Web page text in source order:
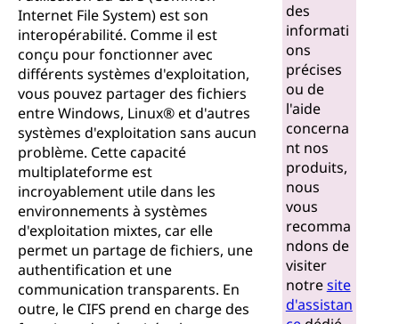
Internet File System) est son
interopérabilité. Comme il est
conçu pour fonctionner avec
différents systèmes d'exploitation,
vous pouvez partager des fichiers
entre Windows, Linux® et d'autres
systèmes d'exploitation sans aucun
problème. Cette capacité
multiplateforme est
incroyablement utile dans les
environnements à systèmes
d'exploitation mixtes, car elle
permet un partage de fichiers, une
authentification et une
communication transparents. En
outre, le CIFS prend en charge des
des
informati
ons
précises
ou de
l'aide
concerna
nt nos
produits,
nous
vous
recomma
ndons de
visiter
notresite
d'assistan